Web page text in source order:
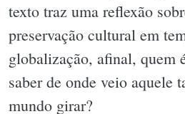
texto traz uma reflexão
preservação cultural em
globalização, afinal, quem
saber de onde veio aquele
mundo girar?